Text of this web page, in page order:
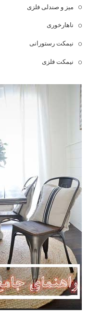
میز و صندلی فلزی
ناهارخوری
نیمکت رستورانی
نیمکت فلزی